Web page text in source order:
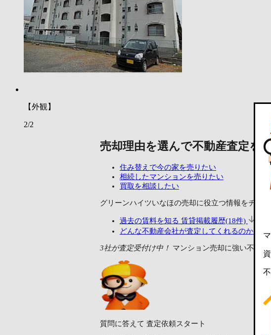
【外観】
2/2
売却理由を選んで不動産査定を
住み替えで今の家を売りたい
相続したマンションを売りたい
買取を相談したい
グリーンハイツいなほの売却に役立つ情報をチェッ
過去の賃料を知る 賃貸掲載履歴(18件)
どんな不動産会社が査定してくれるのか見る
3社が査定受付け中！ マンション売却に強い不動産
質問に答えて 査定依頼スタート